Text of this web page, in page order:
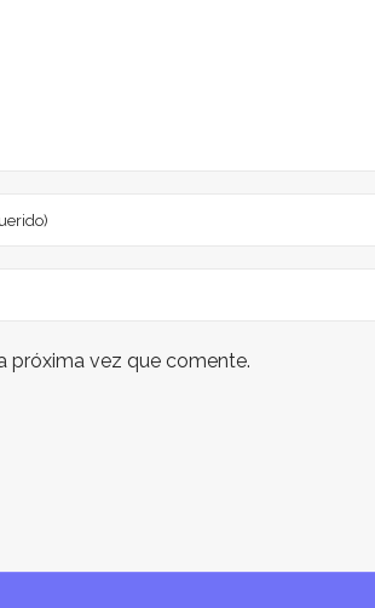
próxima vez que comente.